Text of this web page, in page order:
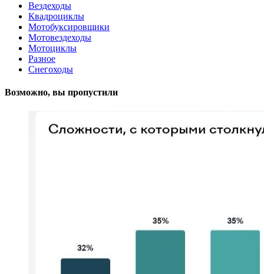
Вездеходы
Квадроциклы
Мотобуксировщики
Мотовездеходы
Мотоциклы
Разное
Снегоходы
Возможно, вы пропустили